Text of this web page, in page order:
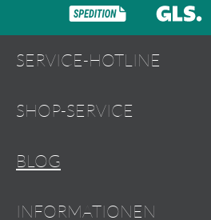
SERVICE-HOTLINE
SHOP-SERVICE
BLOG
INFORMATIONEN